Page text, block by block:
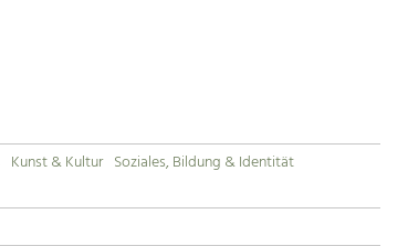
Kunst & Kultur Soziales, Bildung & Identität